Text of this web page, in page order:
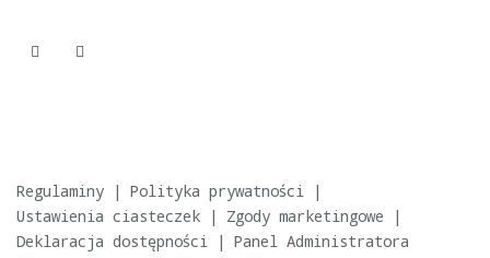
Regulaminy | Polityka prywatności |
Ustawienia ciasteczek | Zgody marketingowe
|
Deklaracja dostępności | Panel Administratora